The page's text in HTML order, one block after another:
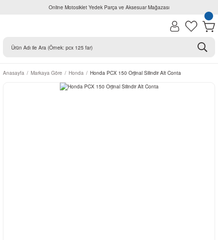
Online Motosiklet Yedek Parça ve Aksesuar Mağazası
Anasayfa Markaya Göre Honda Honda PCX 150 Orjinal Silindir Alt Conta